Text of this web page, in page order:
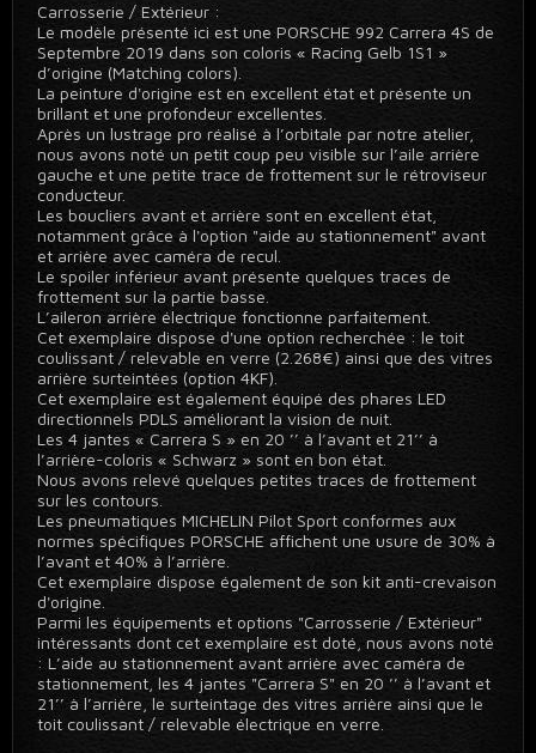
Carrosserie / Extérieur :
Le modèle présenté ici est une PORSCHE 992 Carrera 4S de
Septembre 2019 dans son coloris « Racing Gelb 1S1 »
d’origine (Matching colors).
La peinture d'origine est en excellent état et présente un
brillant et une profondeur excellentes.
Après un lustrage pro réalisé à l’orbitale par notre atelier,
nous avons noté un petit coup peu visible sur l’aile arrière
gauche et une petite trace de frottement sur le rétroviseur
conducteur.
Les boucliers avant et arrière sont en excellent état,
notamment grâce à l'option "aide au stationnement" avant
et arrière avec caméra de recul.
Le spoiler inférieur avant présente quelques traces de
frottement sur la partie basse.
L’aileron arrière électrique fonctionne parfaitement.
Cet exemplaire dispose d'une option recherchée : le toit
coulissant / relevable en verre (2.268€) ainsi que des vitres
arrière surteintées (option 4KF).
Cet exemplaire est également équipé des phares LED
directionnels PDLS améliorant la vision de nuit.
Les 4 jantes « Carrera S » en 20 ’’ à l’avant et 21’’ à
l’arrière-coloris « Schwarz » sont en bon état.
Nous avons relevé quelques petites traces de frottement
sur les contours.
Les pneumatiques MICHELIN Pilot Sport conformes aux
normes spécifiques PORSCHE affichent une usure de 30% à
l’avant et 40% à l’arrière.
Cet exemplaire dispose également de son kit anti-crevaison
d'origine.
Parmi les équipements et options "Carrosserie / Extérieur"
intéressants dont cet exemplaire est doté, nous avons noté
: L’aide au stationnement avant arrière avec caméra de
stationnement, les 4 jantes "Carrera S" en 20 ’’ à l’avant et
21’’ à l’arrière, le surteintage des vitres arrière ainsi que le
toit coulissant / relevable électrique en verre.